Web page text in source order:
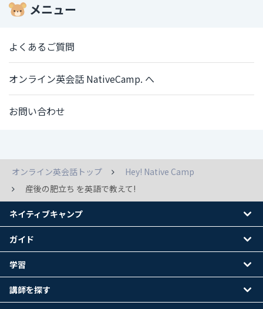
メニュー
よくあるご質問
オンライン英会話 NativeCamp. へ
お問い合わせ
オンライン英会話トップ
Hey! Native Camp
産後の肥立ち を英語で教えて!
ネイティブキャンプ
ガイド
学習
講師を探す